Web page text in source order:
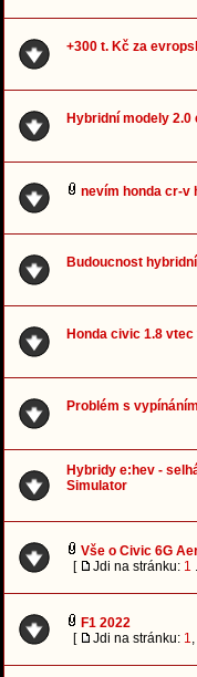
+300 t. Kč za
Hybridní modely
nevím honda cr-v
Budoucnost
Honda civic 1.8
Problém s
Hybridy e:hev -
Simulator
Vše o Civic 6G
[
Jdi na stránku: 1
F1 2022
[
Jdi na stránku: 1,